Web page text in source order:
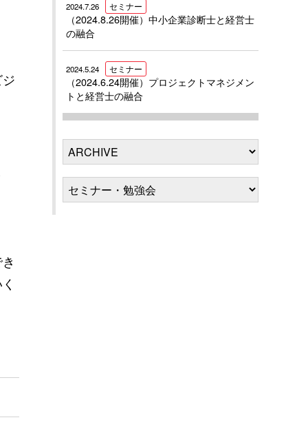
2024.7.26 セミナー
（2024.8.26開催）中小企業診断士と経営士
の融合
2024.5.24 セミナー
（2024.6.24開催）プロジェクトマネジメン
トと経営士の融合